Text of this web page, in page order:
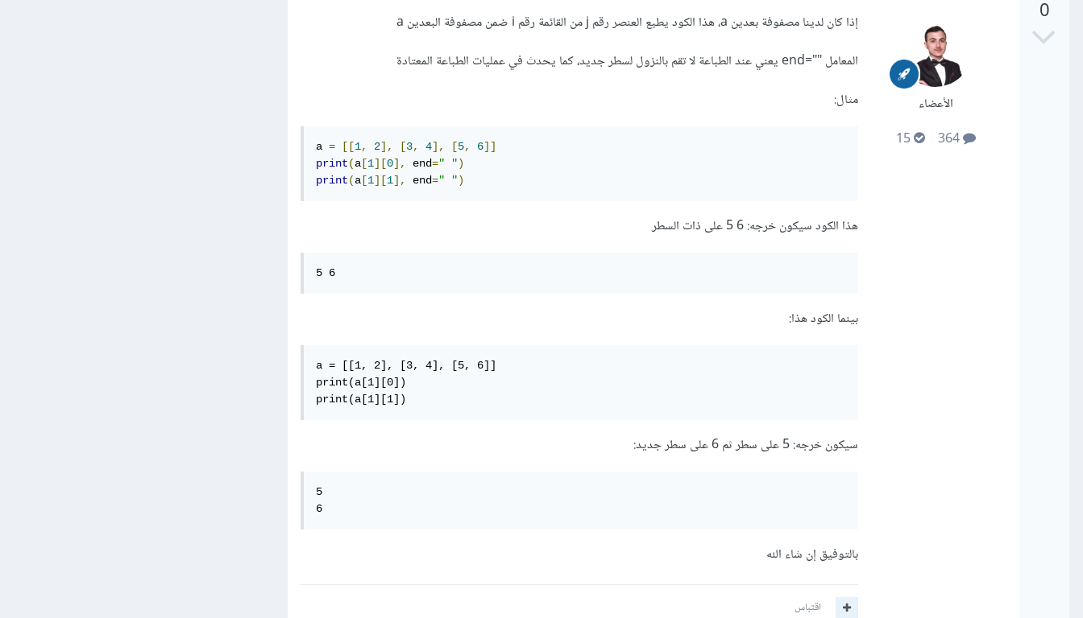
0
الأعضاء
364
15
إذا كان لدينا مصفوفة بعدين a، هذا الكود يطبع العنصر رقم j من القائمة رقم i ضمن مصفوفة البعدين a
المعامل ""=end يعني عند الطباعة لا تقم بالنزول لسطر جديد، كما يحدث في عمليات الطباعة المعتادة
مثال:
a = [[1, 2], [3, 4], [5, 6]]
print(a [1][0], end=" ")
print(a [1][1], end=" ")
هذا الكود سيكون خرجه: 6 5 على ذات السطر
5 6
بينما الكود هذا:
a = [[1, 2], [3, 4], [5, 6]]
print(a[1][0])
print(a[1][1])
سيكون خرجه: 5 على سطر ثم 6 على سطر جديد:
5
6
بالتوفيق إن شاء الله
اقتباس